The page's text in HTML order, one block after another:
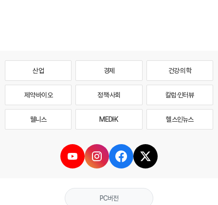
산업 경제 건강·의학
제약·바이오 정책·사회 칼럼·인터뷰
웰니스 MEDI·K 헬스인뉴스
PC버전